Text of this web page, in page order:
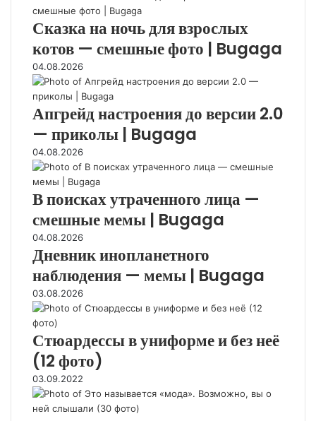
»
(
ш
т
)
п
р
и
ш
л
и
г
о
с
т
и
р
е
к
а
с
н
о
п
о
н
я
в
ы
щ
н
с
о
л
ь
ч
т
о
н
е
а
м
е
р
з
а
е
д
а
ж
е
е
р
в
с
т
и
л
р
е
с
а
й
к
и
н
г
2
0
ф
о
т
о
м
о
п
ы
т
е
з
н
а
л
и
к
а
к
Н
Е
н
о
п
о
л
ь
2
ш
)
к
м
и
к
о
о
р
ы
е
с
о
р
е
ю
т
а
с
и
з
н
у
т
р
Сказка на ночь для взрослых
котов — смешные фото | Bugaga
04.08.2026
Апгрейд настроения до версии 2.0
— приколы | Bugaga
04.08.2026
В поисках утраченного лица —
смешные мемы | Bugaga
04.08.2026
Дневник инопланетного
наблюдения — мемы | Bugaga
03.08.2026
Стюардессы в униформе и без неё
(12 фото)
03.09.2022